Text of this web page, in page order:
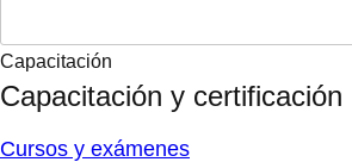
Capacitación
Capacitación y certificación
Cursos y exámenes